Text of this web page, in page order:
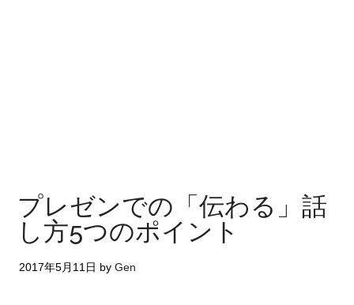
プレゼンでの「伝わる」話
し方5つのポイント
2017年5月11日 byGen